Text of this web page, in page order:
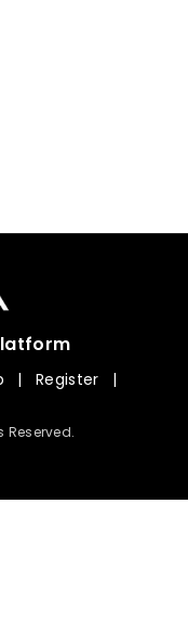
| Register
|
Reserved.